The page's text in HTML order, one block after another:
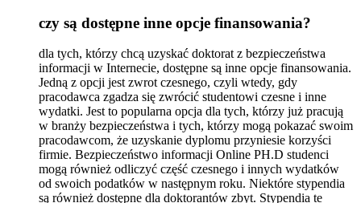
czy są dostępne inne opcje finansowania?
dla tych, którzy chcą uzyskać doktorat z bezpieczeństwa
informacji w Internecie, dostępne są inne opcje finansowania.
Jedną z opcji jest zwrot czesnego, czyli wtedy, gdy
pracodawca zgadza się zwrócić studentowi czesne i inne
wydatki. Jest to popularna opcja dla tych, którzy już pracują
w branży bezpieczeństwa i tych, którzy mogą pokazać swoim
pracodawcom, że uzyskanie dyplomu przyniesie korzyści
firmie. Bezpieczeństwo informacji Online PH.D studenci
mogą również odliczyć część czesnego i innych wydatków
od swoich podatków w następnym roku. Niektóre stypendia
są również dostępne dla doktorantów zbyt. Stypendia te